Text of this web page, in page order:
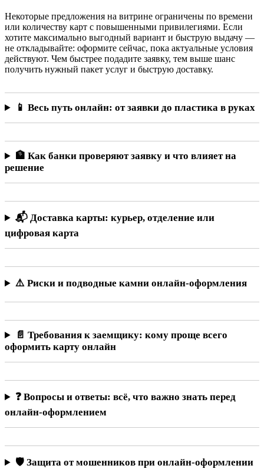
Некоторые предложения на витрине ограничены по времени
или количеству карт с повышенными привилегиями. Если
хотите максимально выгодный вариант и быструю выдачу —
не откладывайте: оформите сейчас, пока актуальные условия
действуют. Чем быстрее подадите заявку, тем выше шанс
получить нужный пакет услуг и быструю доставку.
📱 Весь путь онлайн: от заявки до пластика в руках
🏦 Как банки проверяют заявку и что влияет на
решение
📬 Доставка карты: курьер, отделение или
цифровая карта
⚠️ Риски и подводные камни онлайн-оформления
📄 Требования к заемщику: кому проще всего
оформить карту онлайн
❓ Вопросы и ответы: всё, что важно знать перед
онлайн-оформлением
🛡️ Защита от мошенников при онлайн-оформлении